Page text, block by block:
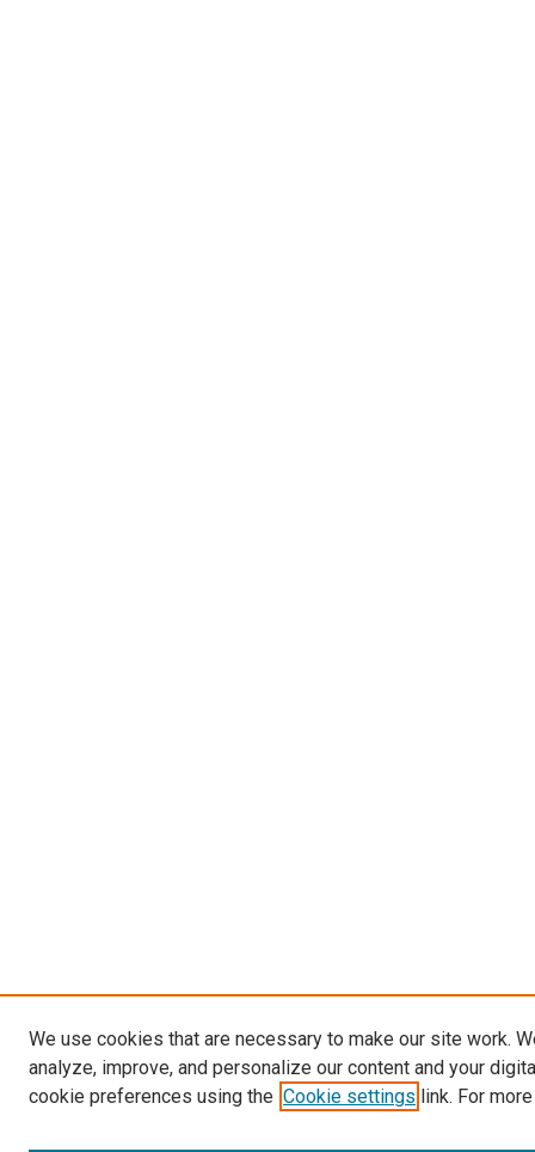
We use cookies that are necessary to make our site work.
analyze, improve, and personalize our content and your
cookie preferences using the Cookie settings link. For